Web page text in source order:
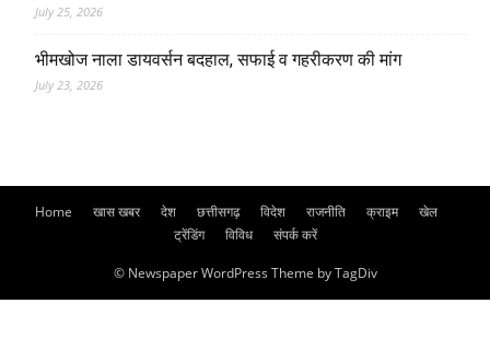
July 25, 2026
भीमखोज नाला डायवर्सन बदहाल, सफाई व गहरीकरण की मांग
July 23, 2026
Home खास खबर देश छत्तीसगढ़ विदेश राजनीति क्राइम
खेल
ट्रेंडिंग
विविध संपर्क करें
© Newspaper WordPress Theme by TagDiv